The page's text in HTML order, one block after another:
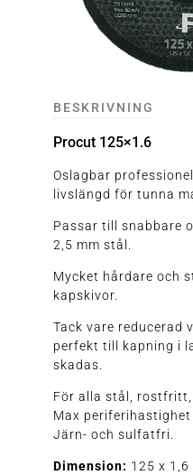
BESKRIVNING
Procut 125×1.6
Oslagbar
livslängd för tunna
Passar till snabbare
2,5 mm stål.
Mycket hårdare och
kapskivor.
Tack vare reducerad
perfekt till kapning i
skadas.
För alla stål, rostfritt,
Max periferihastighet
Järn- och sulfatfri.
Dimension: 125 x 1,6